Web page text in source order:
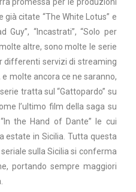
citate “The White Lotus” e
Guy”, “Incastrati”, “Solo per
altre, sono molte le serie
differenti servizi di streaming
molte ancora ce ne saranno,
tratta sul “Gattopardo” su
l’ultimo film della saga su
the Hand of Dante” le cui
estate in Sicilia. Tutta questa
sulla Sicilia si conferma
portando sempre maggiori